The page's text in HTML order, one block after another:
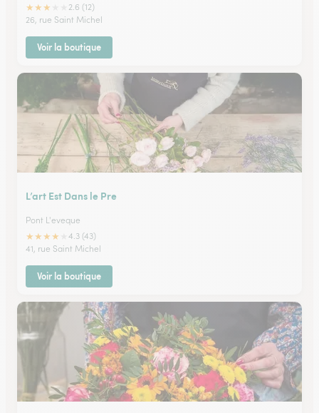
★★★
2.6 (12)
26, rue Saint Michel
Voir la boutique
L’art Est Dans le Pre
Pont L'eveque
★★★★
4.3 (43)
41, rue Saint Michel
Voir la boutique